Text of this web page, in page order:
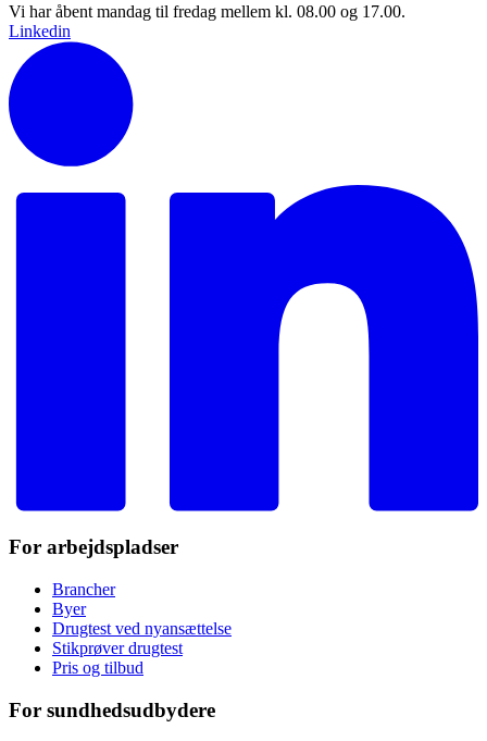
Vi har åbent mandag til fredag mellem kl. 08.00 og 17.00.
Linkedin
For arbejdspladser
Brancher
Byer
Drugtest ved nyansættelse
Stikprøver drugtest
Pris og tilbud
For sundhedsudbydere